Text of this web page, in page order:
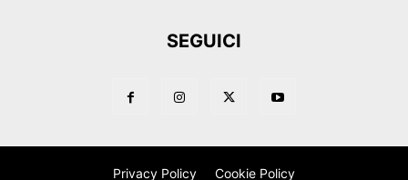
SEGUICI
Privacy Policy Cookie Policy